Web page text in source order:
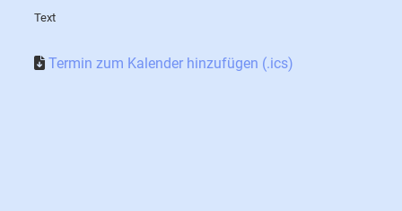
Text
Termin zum Kalender hinzufügen (.ics)